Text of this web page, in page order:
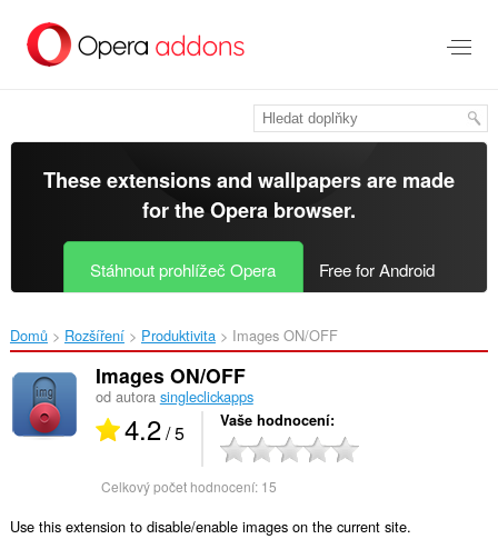
přímo
These extensions and wallpapers are made
for theOpera browser.
Stáhnout prohlížeč Opera Free for Android
Domů Rozšíření Produktivita Images ON/OFF‎
Images ON/OFF
od autora singleclickapps
4.2/ 5 Vaše hodnocení
Celkový počet hodnocení: 15
Use this extension to disable/enable images on the current site.